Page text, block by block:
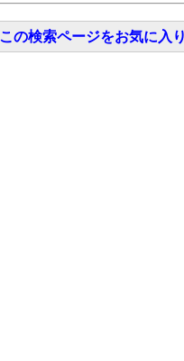
この検索ページをお気に入